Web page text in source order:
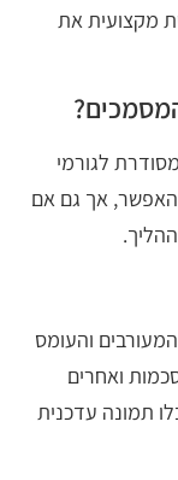
מקצועית את
לגורמי
האפשר, אך גם אם
והעומס
ואחרים
תמונה עדכנית